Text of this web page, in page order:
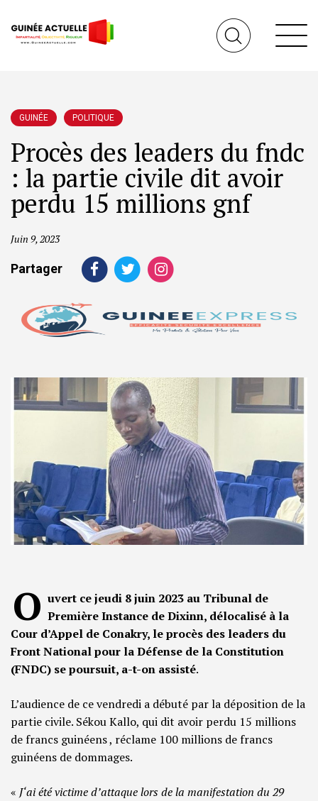
GUINÉE POLITIQUE
Procès des leaders du fndc
: la partie civile dit avoir
perdu 15 millions gnf
Juin 9, 2023
Partager
O uvert ce jeudi 8 juin 2023 au Tribunal de
Première Instance de Dixinn, délocalisé à la
Cour d’Appel de Conakry, le procès des leaders du
Front National pour la Défense de la Constitution
(FNDC) se poursuit, a-t-on assisté.
L’audience de ce vendredi a débuté par la déposition de la
partie civile. Sékou Kallo, qui dit avoir perdu 15 millions
de francs guinéens , réclame 100 millions de francs
guinéens de dommages.
« J‘ai été victime d’attaque lors de la manifestation du 29